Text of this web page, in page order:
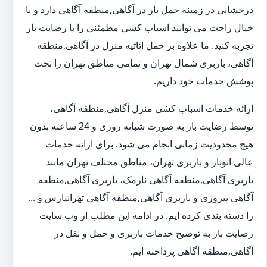
درخشانی در زمینه حمل بار در آگاهی,منطقه آگاهی دارد و با
خیال راحت می توانید اسباب کشی مطمئنی را با رضایت بار
تجربه کنید. ما علاوه بر حمل اثاثیه منزل در آگاهی,منطقه
آگاهی، باربری شمال تهران و تمامی مناطق تهران را تحت
پوشش خدمات خود داریم.
ارائه خدمات اسباب کشی منزل آگاهی,منطقه آگاهی،
توسط رضایت بار به صورت شبانه روزی و 24 ساعته بدون
هیچ محدودیت زمانی انجام می شود. برای ارائه خدمات
عالی اتوبار و باربری تهران، مناطق مختلف تهران مانند
باربری آگاهی,منطقه آگاهی نارمک، باربری آگاهی,منطقه
آگاهی پیروزی و باربری آگاهی,منطقه آگاهی تهرانپارس و ...
را دسته بندی کرده ایم. در ادامه این مطلب از وب سایت
رضایت بار به توضیح خدمات باربری و حمل و نقل در
آگاهی,منطقه آگاهی پرداخته ایم.